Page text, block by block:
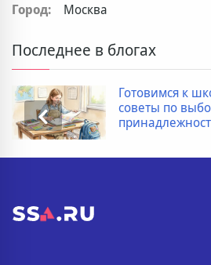
Город: Москва
Последнее в блогах
Готовимся к
советы по